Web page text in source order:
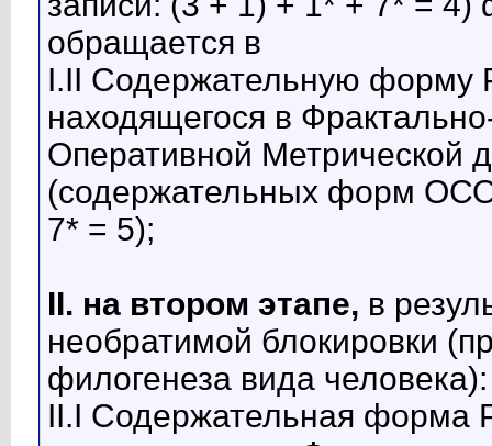
обращается в
I.II Содержательную форму
находящегося в
Оперативной Метрической
(содержательных форм
7* = 5);
II. на втором этапе, в
необратимой блокировки
филогенеза вида человека):
II.I Содержательная форма